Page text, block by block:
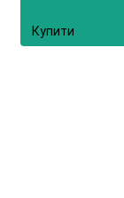
Купити